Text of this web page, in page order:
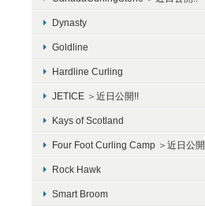
Dynasty
Goldline
Hardline Curling
JETICE ＞近日公開!!
Kays of Scotland
Four Foot Curling Camp ＞近日公開
Rock Hawk
Smart Broom